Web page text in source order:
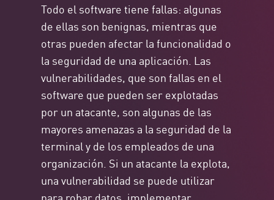
Todo el software tiene fallas: algunas
de ellas son benignas, mientras que
otras pueden afectar la funcionalidad o
la seguridad de una aplicación. Las
vulnerabilidades, que son fallas en el
software que pueden ser explotadas
por un atacante, son algunas de las
mayores amenazas a la seguridad de la
terminal y de los empleados de una
organización. Si un atacante la explota,
una vulnerabilidad se puede utilizar